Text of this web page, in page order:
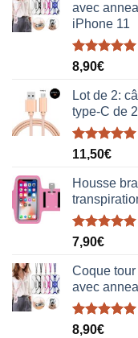
avec
iPhone 11
Note5.00
8,90€
Lot de 2:
type-C de
Note5.00
11,50€
Housse
Note5.00
7,90€
Coque
avec
Note5.00
8,90€